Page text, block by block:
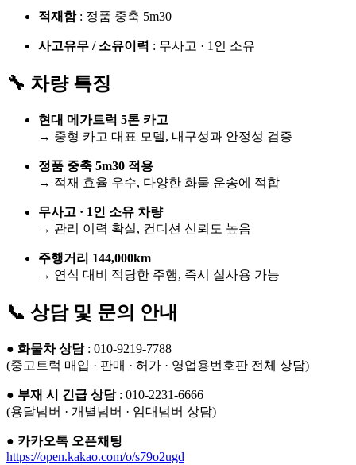
적재함: 정품 중축 5m30
사고유무 / 소유이력 : 무사고 · 1인 소유
🔧 차량 특징
현대 메가트럭 5톤 카고
→ 중형 카고 대표 모델, 내구성과 안정성 검증
정품 중축 5m30 적용
→ 적재 효율 우수, 다양한 화물 운송에 적합
무사고 · 1인 소유 차량
→ 관리 이력 확실, 컨디션 신뢰도 높음
주행거리 144,000km
→ 연식 대비 적당한 주행, 즉시 실사용 가능
📞 상담 및 문의 안내
● 화물차 상담: 010-9219-7788
(중고트럭 매입 · 판매 · 허가 · 영업용번호판 전체 상담)
● 부재 시 긴급 상담: 010-2231-6666
(용달넘버 · 개별넘버 · 임대넘버 상담)
● 카카오톡 오픈채팅
https://open.kakao.com/o/s79o2ugd